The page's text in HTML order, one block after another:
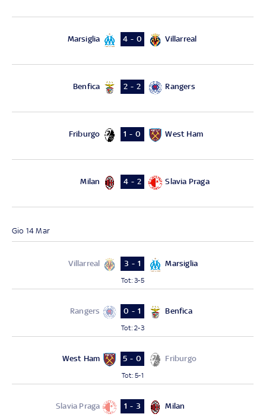
Marsiglia 4 - 0 Villarreal
Benfica 2 - 2 Rangers
Friburgo 1 - 0 West Ham
Milan 4 - 2 Slavia Praga
Gio 14 Mar
Villarreal 3 - 1 Marsiglia
Tot:3-5
Rangers 0 - 1 Benfica
Tot:2-3
West Ham 5 - 0 Friburgo
Tot:5-1
Slavia Praga 1 - 3 Milan